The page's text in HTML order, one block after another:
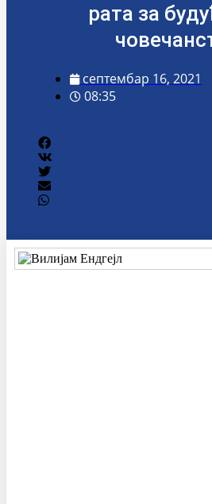
рата за
септембар 16, 2021
08:35